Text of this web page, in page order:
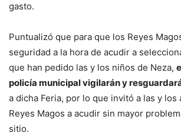
gasto.
Puntualizó que para que los Reyes
seguridad a la hora de acudir a
que han pedido las y los niños de Neza,
policía municipal vigilarán y
a dicha Feria, por lo que invitó a las y los
Reyes Magos a acudir sin mayor
sitio.